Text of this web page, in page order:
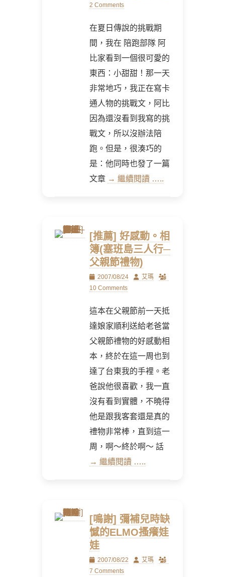
on
2 Comments
在夏日傳說的挑戰期
間，我在 陪跑部隊 阿
比家看到一個很可愛的
東西：小甜甜！那一天
非常地巧，我正在寫卡
通人物的挑戰文，阿比
因為還沒看到我寫的挑
戰文，所以沒辦法陪
跑。但是，很湊巧的
是：他同時也發了一篇
文章 → 繼續閱讀 …..
[推薦] 好感動。相
簿(塞班島三人行─
父親節禮物)
Posted
on
2007/08/24 Author
艾瑪
10 Comments
這本在父親節前一天抵
達娘家順利送給老爸當
父親節禮物的好感動相
本，終於在這一周也到
達了台東我的手裡。老
爸說他很喜歡，我一直
沒有看到實體，不曉得
他是跟我客套還是真的
禮物非常棒，直到這一
周，啊～終於啊～ 話
→ 繼續閱讀 …..
[鳴謝] 彌補兒時缺
憾的ELMO搔癢娃
娃
Posted
on
2007/08/22 Author
艾瑪
7 Comments